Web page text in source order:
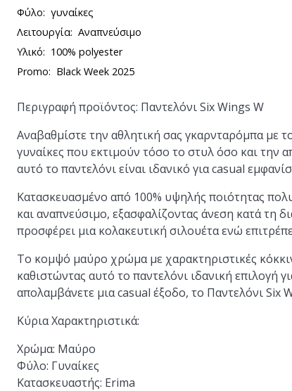
Φύλο: γυναίκες
Λειτουργία: Αναπνεύσιμο
Υλικό: 100% polyester
Promo: Black Week 2025
Περιγραφή προϊόντος: Παντελόνι Six Wings W
Αναβαθμίστε την αθλητική σας γκαρνταρόμπα με
γυναίκες που εκτιμούν τόσο το στυλ όσο και
αυτό το παντελόνι είναι ιδανικό για casual
Κατασκευασμένο από 100% υψηλής ποιότητας
και αναπνεύσιμο, εξασφαλίζοντας άνεση κατά τη
προσφέρει μια κολακευτική σιλουέτα ενώ
Το κομψό μαύρο χρώμα με χαρακτηριστικές
καθιστώντας αυτό το παντελόνι ιδανική επιλογή
απολαμβάνετε μια casual έξοδο, το Παντελόνι Six
Κύρια Χαρακτηριστικά:
Χρώμα: Μαύρο
Φύλο: Γυναίκες
Κατασκευαστής: Erima